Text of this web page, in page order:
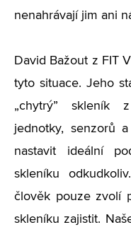
nenahrávají jim ani
David Bažout z FIT
tyto situace. Jeho
„chytrý” skleník
jednotky, senzorů
nastavit ideální
skleníku
člověk pouze zvolí
skleníku zajistit.